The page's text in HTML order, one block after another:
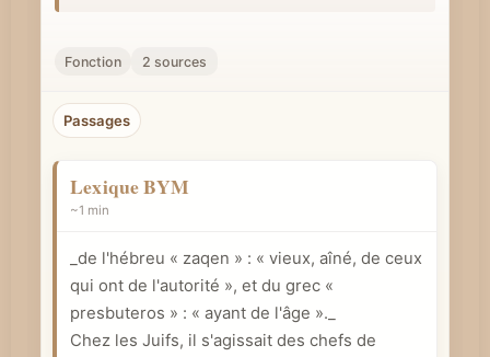
r
n
o
e
p
Fonction 2 sources
Passages
Lexique BYM
~1 min
_de l'hébreu « zaqen » : « vieux, aîné, de ceux
qui ont de l'autorité », et du grec «
presbuteros » : « ayant de l'âge »._
Chez les Juifs, il s'agissait des chefs de